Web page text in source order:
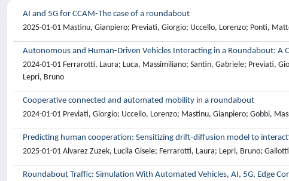
AI and 5G for CCAM-The case of a roundabout
2025-01-01 Mastinu, Gianpiero; Previati, Giorgio; Uccello, Lorenzo; Ponti,
Autonomous and Human-Driven Vehicles Interacting in a Roundabout: A
2024-01-01 Ferrarotti, Laura; Luca, Massimiliano; Santin, Gabriele; Previati,
Lepri, Bruno
Cooperative connected and automated mobility in a roundabout
2024-01-01 Previati, Giorgio; Uccello, Lorenzo; Mastinu, Gianpiero; Gobbi,
Predicting human cooperation: Sensitizing drift-diffusion model to
2025-01-01 Alvarez Zuzek, Lucila Gisele; Ferrarotti, Laura; Lepri, Bruno;
Roundabout Traffic: Simulation With Automated Vehicles, AI, 5G, Edge